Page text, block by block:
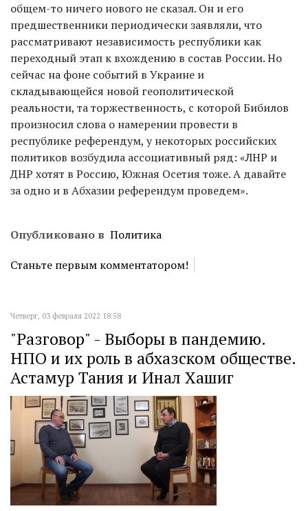
общем-то ничего нового не сказал. Он и его
предшественники периодически заявляли, что
рассматривают независимость республики как
переходный этап к вхождению в состав России. Но
сейчас на фоне событий в Украине и
складывающейся новой геополитической
реальности, та торжественность, с которой Бибилов
произносил слова о намерении провести в
республике референдум, у некоторых российских
политиков возбудила ассоциативный ряд: «ЛНР и
ДНР хотят в Россию, Южная Осетия тоже. А давайте
за одно и в Абхазии референдум проведем».
Опубликовано в Политика
Станьте первым комментатором!
Четверг, 03 февраля 2022 18:58
"Разговор" - Выборы в пандемию.
НПО и их роль в абхазском обществе.
Астамур Тания и Инал Хашиг